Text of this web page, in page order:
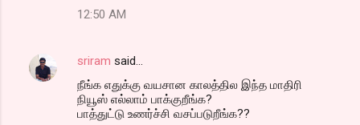
e
12:50 AM
sriram said…
நீங்க எதுக்கு வயசான காலத்தில இந்த மாதிரி
நியூஸ் எல்லாம் பாக்குறீங்க?
பாத்துட்டு உணர்ச்சி வசப்படுறீங்க??